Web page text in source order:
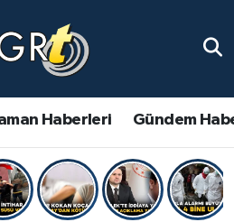
Haberleri Gündem